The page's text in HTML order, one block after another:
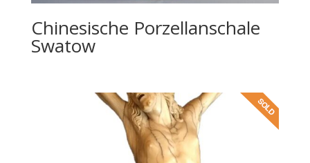
Chinesische Porzellanschale
Swatow